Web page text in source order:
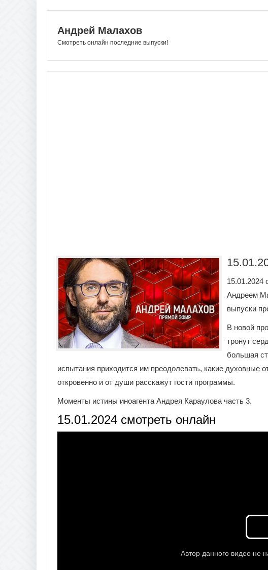
Андрей Малахов
Смотреть онлайн последние выпуски!
15.01.2024
Андреем
выпуски
В новой
тронут
большая
испытания приходится им преодолевать, какие духовные
откровенно и от души расскажут гости программы.
Моменты истины иноагента Андрея Караулова часть 3.
15.01.2024 смотреть онлайн